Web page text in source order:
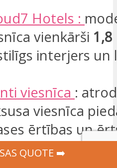
Hotels :
vienkārši 1,8
interjers un
viesnīca :
viesnīca
ērtības un
Nisantasi
QUOTE ➡️